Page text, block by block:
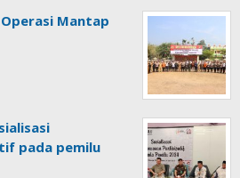
Mantap
pada pemilu